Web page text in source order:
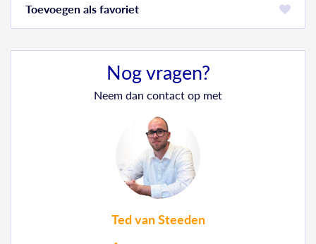
favoriet
Nog vragen?
Neem dan contact op met
Ted van Steeden